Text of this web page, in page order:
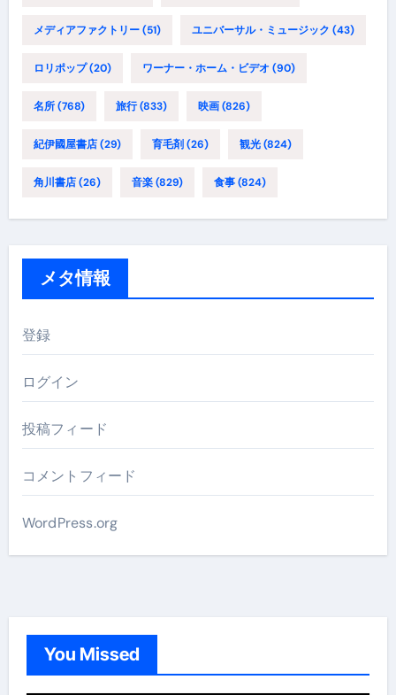
メディアファクトリー(51) ユニバーサル・ミュージック (43)
ロリポップ(20) ワーナー・ホーム・ビデオ (90)
名所(768) 旅行(833) 映画(826)
紀伊國屋書店(29) 育毛剤(26) 観光(824)
角川書店(26) 音楽(829) 食事(824)
メタ情報
登録
ログイン
投稿フィード
コメントフィード
WordPress.org
You Missed